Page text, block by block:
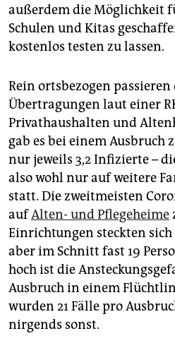
außerdem die Möglichkeit
Schulen und Kitas
kostenlos testen zu lassen.
Rein ortsbezogen
Übertragungen laut einer
Privathaushalten und
gab es bei einem Ausbruch
nur jeweils 3,2 Infizierte –
also wohl nur auf weitere
statt. Die zweitmeisten
aufAlten- und Pflegeheime
Einrichtungen steckten
aber im Schnitt fast 19
hoch ist die
Ausbruch in einem
wurden 21 Fälle pro
nirgends sonst.